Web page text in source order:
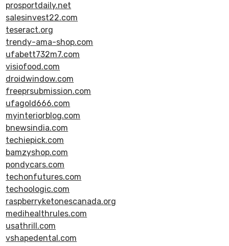
prosportdaily.net
salesinvest22.com
teseract.org
trendy-ama-shop.com
ufabett732m7.com
visiofood.com
droidwindow.com
freeprsubmission.com
ufagold666.com
myinteriorblog.com
bnewsindia.com
techiepick.com
bamzyshop.com
pondycars.com
techonfutures.com
techoologic.com
raspberryketonescanada.org
medihealthrules.com
usathrill.com
vshapedental.com